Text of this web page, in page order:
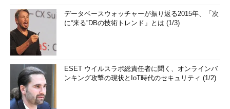
データベースウォッチャーが振り返る2015年、「次
に“来る”DBの技術トレンド」とは (1/3)
ESET ウイルスラボ総責任者に聞く、オンラインバ
ンキング攻撃の現状とIoT時代のセキュリティ (1/2)